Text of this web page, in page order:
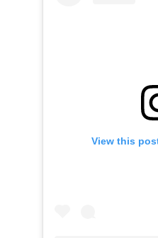
View this